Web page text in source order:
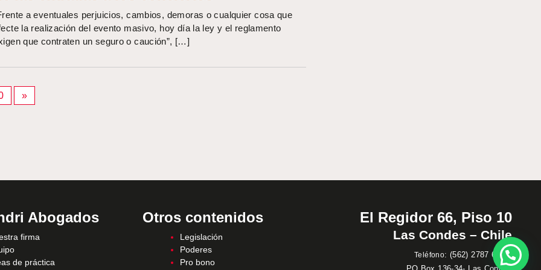
a eventuales perjuicios, cambios, demoras o cualquier cosa que
la realización del evento masivo, hoy día la ley y el reglamento
que contraten un seguro o caución”, […]
»
Abogados
firma
de práctica
Otros contenidos
Legislación
Poderes
Pro bono
El Regidor 66, Piso 10
Las Condes – Chile
Teléfono: (562) 2787 60 00